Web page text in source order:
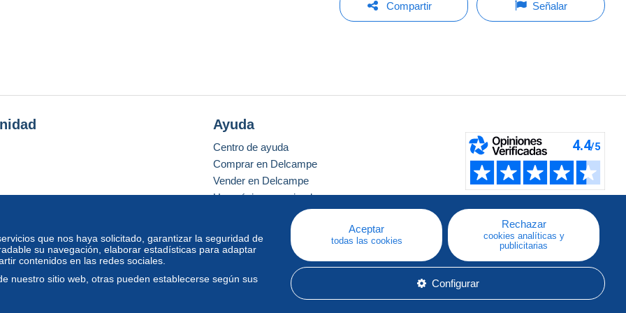
Compartir Señalar
que nos haya solicitado, garantizar la seguridad de
su navegación, elaborar estadísticas para adaptar
contenidos en las redes sociales.
nuestro sitio web, otras pueden establecerse según sus
Aceptar
todas las cookies
Rechazar
cookies analíticas y
publicitarias
Configurar
Ayuda
Centro de ayuda
Comprar en Delcampe
Vender en Delcampe
Una página securizada
estándar